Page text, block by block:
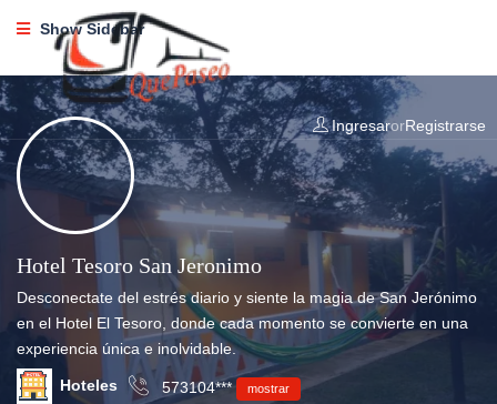
IngresarorRegistrarse
Show Sidebar
Hotel Tesoro San Jeronimo
Desconectate del estrés diario y siente la magia de San Jerónimo
en el Hotel El Tesoro, donde cada momento se convierte en una
experiencia única e inolvidable.
Hoteles 573104*** mostrar